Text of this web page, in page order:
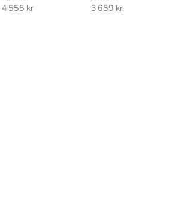
4 555 kr
3 659 kr